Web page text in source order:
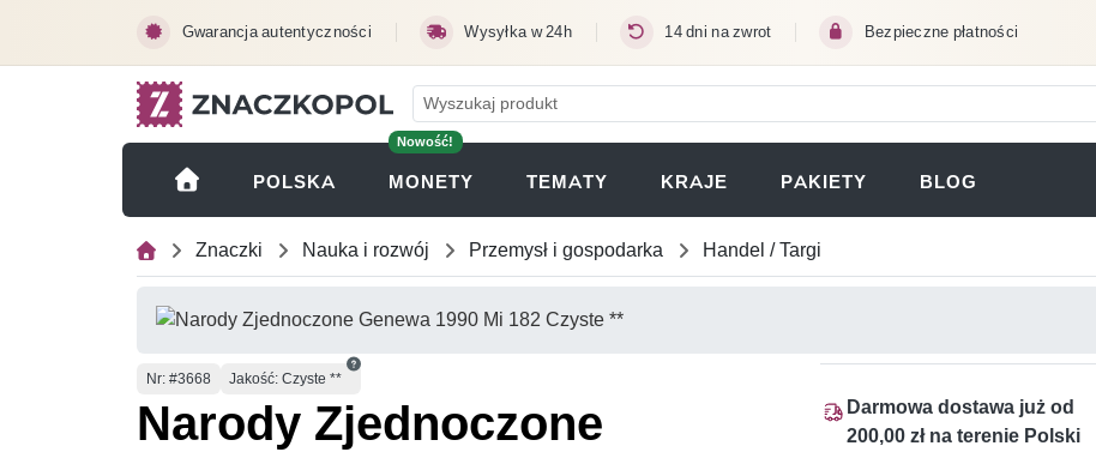
Gwarancja autentyczności Wysyłka w 24h 14 dni na zwrot Bezpieczne płatności
POLSKA
Nowość!
MONETY (OTWIERA SIĘ W NOWEJ KARCIE)
TEMATY KRAJE PAKIETY BLOG
Znaczki Nauka i rozwój Przemysł i gospodarka Handel / Targi
Numer
Nr: #3668 Jakość: Czyste **
Narody Zjednoczone
Darmowa dostawa już od
200,00 zł na terenie Polski